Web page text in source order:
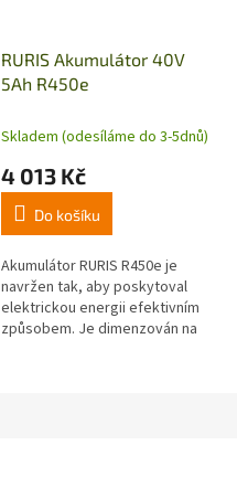
RURIS Akumulátor 40V
5Ah R450e
Skladem (odesíláme do 3-5dnů)
4 013 Kč
Do košíku
Akumulátor RURIS R450e je
navržen tak, aby poskytoval
elektrickou energii efektivním
způsobem. Je dimenzován na